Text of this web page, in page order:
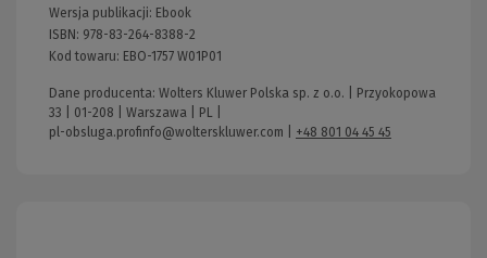
Wersja publikacji: Ebook
ISBN: 978-83-264-8388-2
Kod towaru: EBO-1757 W01P01
Dane producenta: Wolters Kluwer Polska sp. z o.o. | Przyokopowa
33 | 01-208 | Warszawa | PL |
pl-obsluga.profinfo@wolterskluwer.com
+48 801 04 45 45